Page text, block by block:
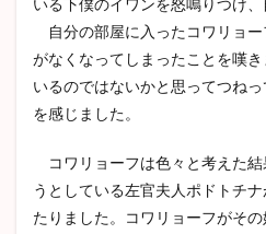
いる下僕のイワンを怒鳴りつけ、
自分の部屋に入ったコワリョ
がなくなってしまったことを嘆
いるのではないかと思ってつね
を感じました。
コワリョーフは色々と考えた結
うとしている左官夫人ポドトチ
たりました。コワリョーフがそ